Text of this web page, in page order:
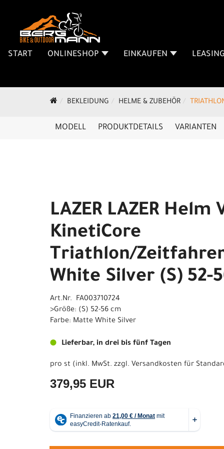
START ONLINESHOP EINKAUFEN LEASING
BEKLEIDUNG HELME & ZUBEHÖR
MODELL PRODUKTDETAILS VARIANTEN
LAZER LAZER Helm
KinetiCore
Triathlon/
White Silver (S) 52-
Art.Nr. FA003710724
>Größe: (S) 52-56 cm
Farbe: Matte White Silver
Lieferbar, in drei bis fünf Tagen
pro st (inkl. MwSt. zzgl. Versandkosten für
379,95 EUR